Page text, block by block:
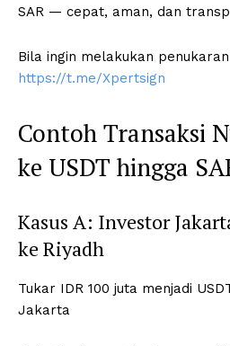
SAR — cepat, aman, dan
Bila ingin melakukan
https://t.me/Xpertsign
Contoh Transaksi
ke USDT hingga
Kasus A: Investor
ke Riyadh
Tukar IDR 100 juta menjadi
Jakarta